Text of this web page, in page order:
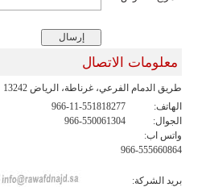
معلومات الاتصال
طريق الدمام الفرعي، غرناطة، الرياض 13242
الهاتف:
966-11-551818277
الجوال:
966-550061304
واتس اب:
966-555660864
بريد الشركة: